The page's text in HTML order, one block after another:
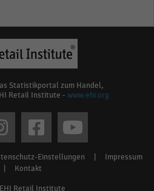
Statistikportal zum Handel,
Retail Institute - www.ehi.org
Retail Institute
Einstellungen
Impressum
Kontakt